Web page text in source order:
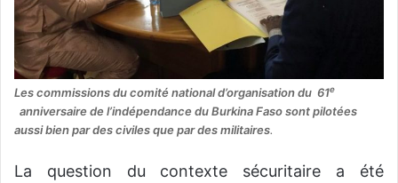
Les commissions du comité national d’organisation du 61e
anniversaire de l’indépendance du Burkina Faso sont pilotées
aussi bien par des civiles que par des militaires.
La question du contexte sécuritaire a été